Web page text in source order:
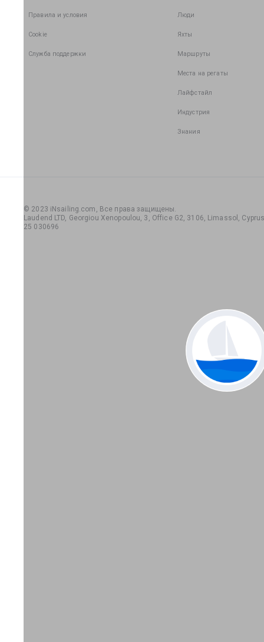
Правила и условия
Cookie
Служба поддержки
Люди
Яхты
Маршруты
Места на регаты
Лайфстайл
Индустрия
Знания
© 2023 iNsailing.com, Все права защищены.
Laudend LTD, Georgiou Xenopoulou, 3, Office G2, 3106, Limassol,
25 030696